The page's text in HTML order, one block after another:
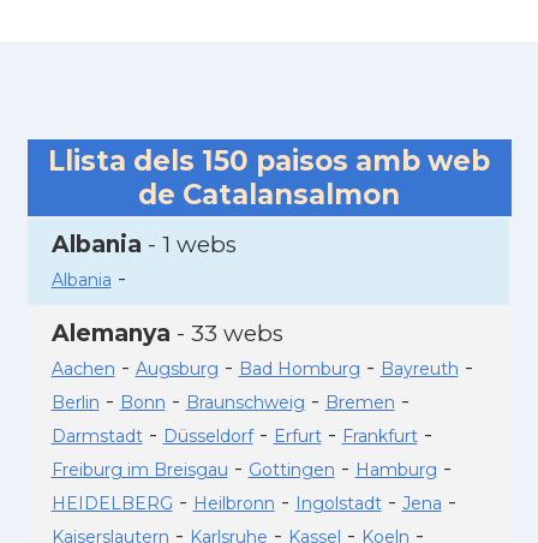
Llista dels 150 paisos amb web
de Catalansalmon
Albania - 1 webs
Albania -
Alemanya - 33 webs
Aachen - Augsburg - Bad Homburg - Bayreuth -
Berlin - Bonn - Braunschweig - Bremen -
Darmstadt- Düsseldorf- Erfurt- Frankfurt-
Freiburg im Breisgau - Gottingen - Hamburg -
HEIDELBERG - Heilbronn - Ingolstadt- Jena -
Kaiserslautern - Karlsruhe - Kassel - Koeln -